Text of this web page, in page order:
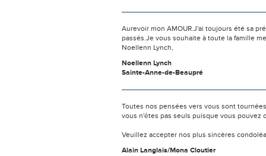
Aurevoir mon AMOUR.J'ai toujours été sa
passés.Je vous souhaite à toute la famille
Noellenn Lynch,
Noellenn Lynch
Sainte-Anne-de-Beaupré
Toutes nos pensées vers vous sont
vous n'êtes pas seuls puisque vous pouvez
Veuillez accepter nos plus sincères
Alain Langlais/Mona Cloutier